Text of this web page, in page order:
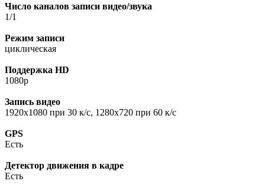
Число каналов записи видео/звука
1/1
Режим записи
циклическая
Поддержка HD
1080p
Запись видео
1920x1080 при 30 к/с, 1280x720 при 60 к/с
GPS
Есть
Детектор движения в кадре
Есть